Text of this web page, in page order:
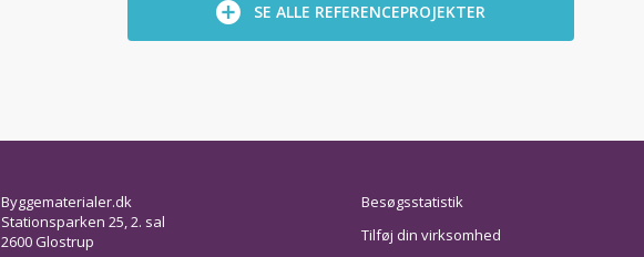
SE ALLE REFERENCEPROJEKTER
Byggematerialer.dk
Stationsparken 25, 2. sal
2600 Glostrup
Besøgsstatistik
Tilføj din virksomhed